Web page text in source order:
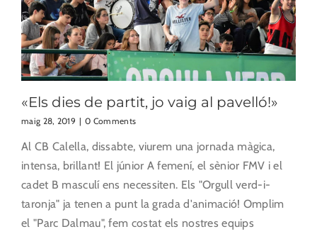
«Els dies de partit, jo vaig al pavelló!»
maig 28, 2019 | 0 Comments
Al CB Calella, dissabte, viurem una jornada màgica,
intensa, brillant! El júnior A femení, el sènior FMV i el
cadet B masculí ens necessiten. Els "Orgull verd-i-
taronja" ja tenen a punt la grada d'animació! Omplim
el "Parc Dalmau", fem costat els nostres equips